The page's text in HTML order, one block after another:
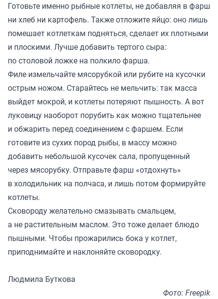
Готовьте именно рыбные котлеты, не добавляя в фарш
ни хлеб ни картофель. Также отложите яйцо: оно лишь
помешает котлеткам подняться, сделает их плотными
и плоскими. Лучше добавить тертого сыра:
по столовой ложке на полкило фарша.
Филе измельчайте мясорубкой или рубите на кусочки
острым ножом. Старайтесь не мельчить: так масса
выйдет мокрой, и котлеты потеряют пышность. А вот
луковицу наоборот порубить как можно тщательнее
и обжарить перед соединением с фаршем. Если
готовите из сухих пород рыбы, в массу можно
добавить небольшой кусочек сала, пропущенный
через мясорубку. Отправьте фарш «отдохнуть»
в холодильник на полчаса, и лишь потом формируйте
котлеты.
Сковороду желательно смазывать смальцем,
а не растительным маслом. Это тоже делает блюдо
пышными. Чтобы прожарились бока у котлет,
приподнимайте и наклоняйте сковородку.
Людмила Буткова
Фото: Freepik